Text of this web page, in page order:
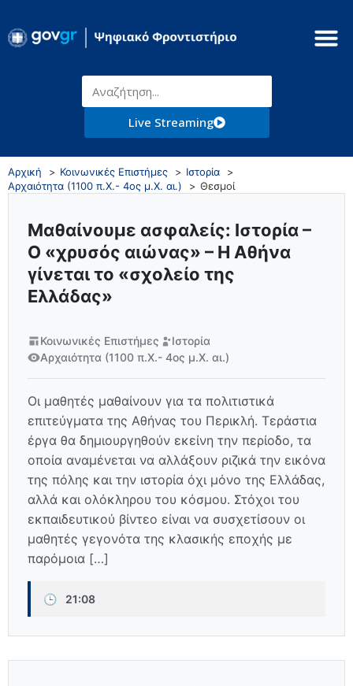
Live Streaming
Αρχική Κοινωνικές Επιστήμες
Ιστορία
Αρχαιότητα (1100 π.Χ.- 4ος μ.Χ. αι.)
Θεσμοί
Μαθαίνουμε ασφαλείς: Ιστορία –
Ο «χρυσός αιώνας» – Η Αθήνα
γίνεται το «σχολείο της
Ελλάδας»
Κοινωνικές Επιστήμες
Ιστορία
Αρχαιότητα (1100 π.Χ.- 4ος μ.Χ. αι.)
Οι μαθητές μαθαίνουν για τα πολιτιστικά
επιτεύγματα της Αθήνας του Περικλή. Τεράστια
έργα θα δημιουργηθούν εκείνη την περίοδο, τα
οποία αναμένεται να αλλάξουν ριζικά την εικόνα
της πόλης και την ιστορία όχι μόνο της Ελλάδας,
αλλά και ολόκληρου του κόσμου. Στόχοι του
εκπαιδευτικού βίντεο είναι να συσχετίσουν οι
μαθητές γεγονότα της κλασικής εποχής με
παρόμοια […]
🕒 21:08